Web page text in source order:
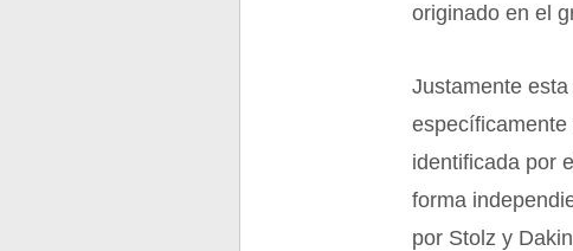
originado en el
Justamente
identificada por
forma
por Stolz y